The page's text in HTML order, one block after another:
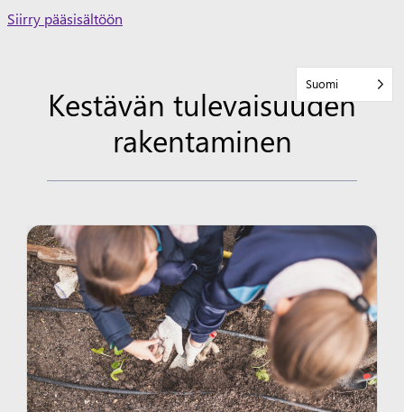
Skip
Siirry pääsisältöön
Suomi
Kestävän tulevaisuuden
rakentaminen